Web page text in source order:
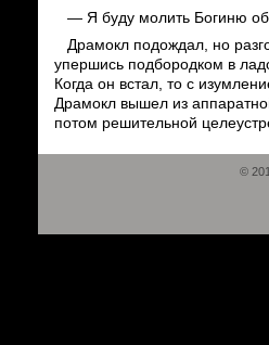
— Я буду молить Богиню
Драмокл подождал, но
упершись подбородком в
Когда он встал, то с
Драмокл вышел из
потом решительной
©